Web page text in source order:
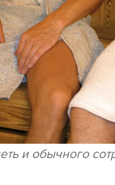
и обычного